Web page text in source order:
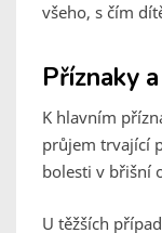
všeho, s čím
Příznaky
K hlavním
průjem trvající
bolesti v břišní
U těžších